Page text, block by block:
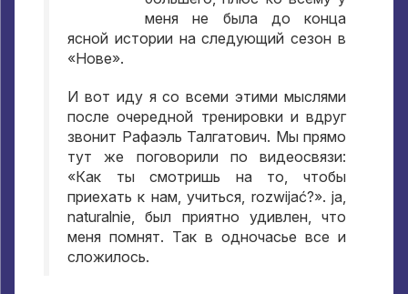
меня не была до конца
ясной истории на следующий сезон в
«Нове».
И вот иду я со всеми этими мыслями
после очередной тренировки и вдруг
звонит Рафаэль Талгатович. Мы прямо
тут же поговорили по видеосвязи:
«Как ты смотришь на то,чтобы
приехать к нам,учиться, rozwijać?». ja,
naturalnie,был приятно удивлен, что
меня помнят. Так в одночасье все и
сложилось.